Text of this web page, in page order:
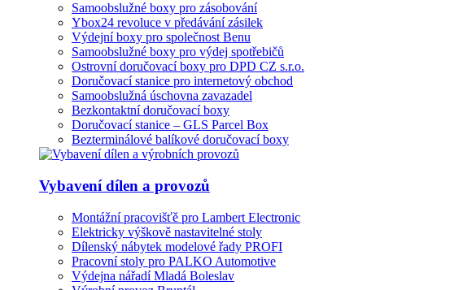
Samoobslužné boxy pro zásobování
Ybox24 revoluce v předávání zásilek
Výdejní boxy pro společnost Benu
Samoobslužné boxy pro výdej spotřebičů
Ostrovní doručovací boxy pro DPD CZ s.r.o.
Doručovací stanice pro internetový obchod
Samoobslužná úschovna zavazadel
Bezkontaktní doručovací boxy
Doručovací stanice – GLS Parcel Box
Bezterminálové balíkové doručovací boxy
Vybavení dílen a provozů
Montážní pracovišťě pro Lambert Electronic
Elektricky výškově nastavitelné stoly
Dílenský nábytek modelové řady PROFI
Pracovní stoly pro PALKO Automotive
Výdejna nářadí Mladá Boleslav